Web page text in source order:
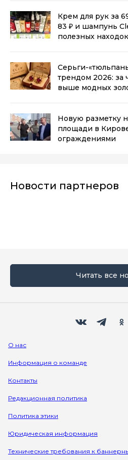
Крем для рук за
83 ₽ и шампунь
полезных
Серьги-
трендом 2026: за
выше модных
Новую разметку
площади в
ограждениями
Новости партнеров
Читать все
О нас
Информация о команде
Контакты
Редакционная политика
Политика этики
Юридическая информация
Технические требования к